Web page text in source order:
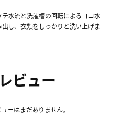
水流と洗濯槽の回転によるヨコ水
し、衣類をしっかりと洗い上げま
ビュー
ーはまだありません。